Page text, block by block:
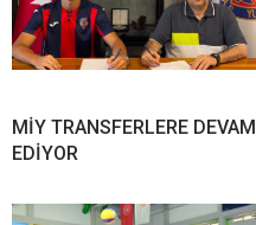
MİY TRANSFERLERE DEVAM
EDİYOR